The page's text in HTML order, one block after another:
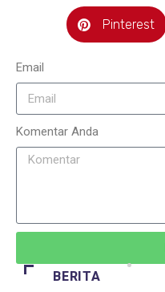
Pinterest
Email
Komentar Anda
BERITA